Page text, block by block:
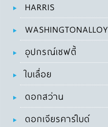
HARRIS
WASHINGTONALLOY
อุปกรณ์เซฟตี้
ใบเลื่อย
ดอกสว่าน
ดอกเจียรคาร์ไบด์